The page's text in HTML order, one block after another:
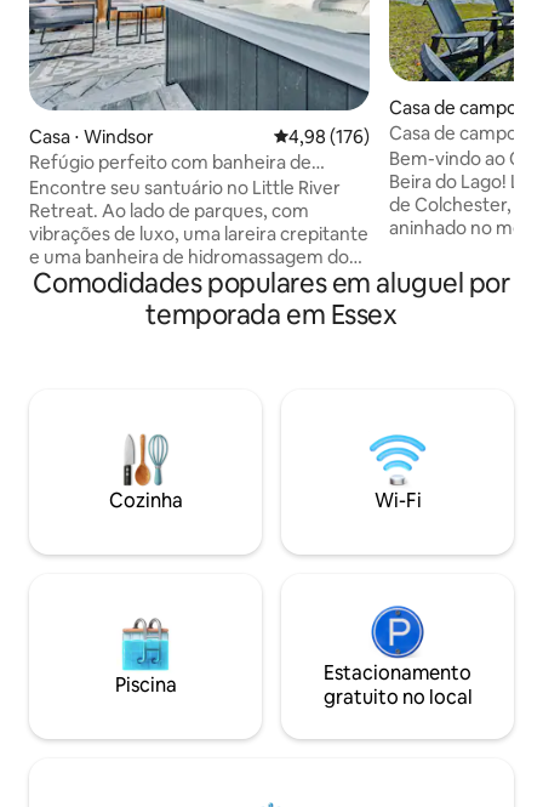
Casa ⋅ Windsor 4,98 de uma avaliação média de
4,98 (176)
Refúgio perfeito com banheira de
hidromassagem e lareira
Encontre seu santuário no Little River
Retreat. Ao lado de parques, com
vibrações de luxo, uma lareira crepitante
e uma banheira de hidromassagem dos
sonhos. Desfrute de uma caminhada ou
passeio de bicicleta por belos parques e
praias, incluindo a Trilha Ganatchio de
natureza, no Parque Nacional Point
Pelee. WFCU Centre a 3 minutos de
distância. Caesars Windsor, túnel e
ponte para os EUA a 10-15 minutos de
45 min, nova fábrica de baterias 9 min
Casa de campo ⋅
Casa de campo
hidromassagem e
todo
Bem-vindo ao
Beira do Lago!
de Colchester, à
aninhado no
camas (uma
principal, um
queen e um
pessoas e vistas
Colchester,
marina a poucos
refúgio
Comodidades populares em aluguel por
temporada em Essex
Cozinha Wi-Fi
Piscina
Estacionamento
gratuito no local